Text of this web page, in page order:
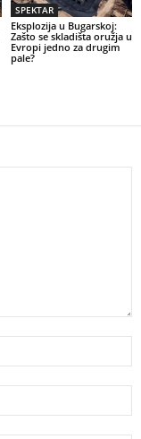
SPEKTAR
Eksplozija u Bugarskoj:
Zašto se skladišta oružja u
Evropi jedno za drugim
pale?